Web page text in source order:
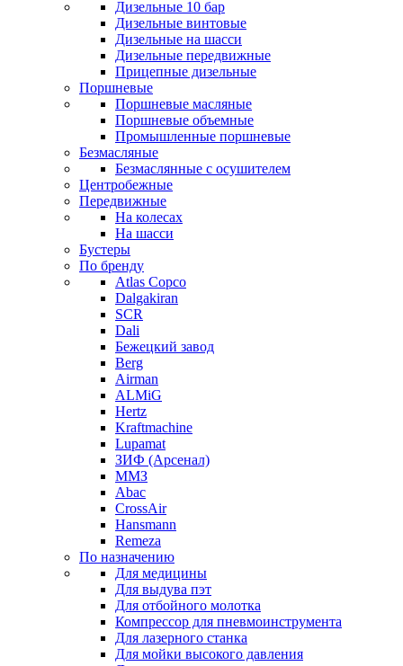
Дизельные 10 бар
Дизельные винтовые
Дизельные на шасси
Дизельные передвижные
Прицепные дизельные
Поршневые
Поршневые масляные
Поршневые объемные
Промышленные поршневые
Безмасляные
Безмаслянные с осушителем
Центробежные
Передвижные
На колесах
На шасси
Бустеры
По бренду
Atlas Copco
Dalgakiran
SCR
Dali
Бежецкий завод
Berg
Airman
ALMiG
Hertz
Kraftmachine
Lupamat
ЗИФ (Арсенал)
ММЗ
Abac
CrossAir
Hansmann
Remeza
По назначению
Для медицины
Для выдува пэт
Для отбойного молотка
Компрессор для пневмоинструмента
Для лазерного станка
Для мойки высокого давления